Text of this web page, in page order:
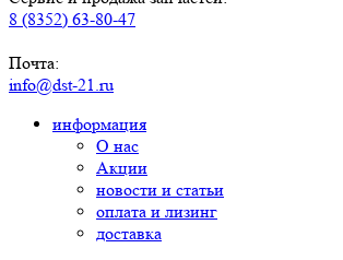
8 (8352) 63-80-47
Почта:
info@dst-21.ru
информация
О нас
Акции
новости и статьи
оплата и лизинг
доставка